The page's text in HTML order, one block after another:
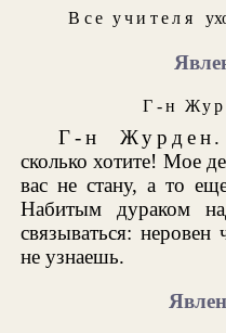
Все учителя
Г-н
Г-н Журден.
сколько хотите! Мое
вас не стану, а то
Набитым дураком
связываться:
не узнаешь.